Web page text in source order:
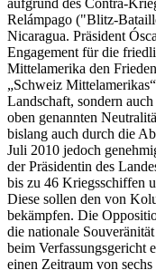
aufgrund des Contra-
Relámpago ("Blitz-
Nicaragua. Präsident
Engagement für die
Mittelamerika den
„Schweiz
Landschaft, sondern
oben genannten
bislang auch durch die
Juli 2010 jedoch
der Präsidentin des
bis zu 46 Kriegsschiffen
Diese sollen den von
bekämpfen. Die
die nationale
beim Verfassungsgericht
einen Zeitraum von